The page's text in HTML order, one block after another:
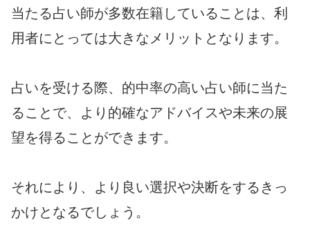
当たる占い師が多数在籍していることは、利
用者にとっては大きなメリットとなります。
占いを受ける際、的中率の高い占い師に当た
ることで、より的確なアドバイスや未来の展
望を得ることができます。
それにより、より良い選択や決断をするきっ
かけとなるでしょう。